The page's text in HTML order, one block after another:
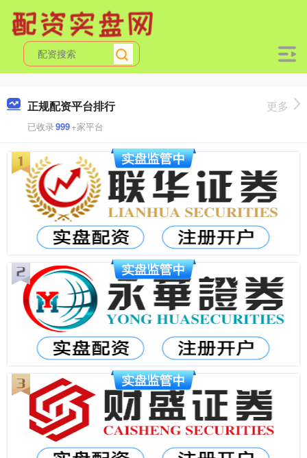
正规配资平台排行
已收录999+家平台
更多